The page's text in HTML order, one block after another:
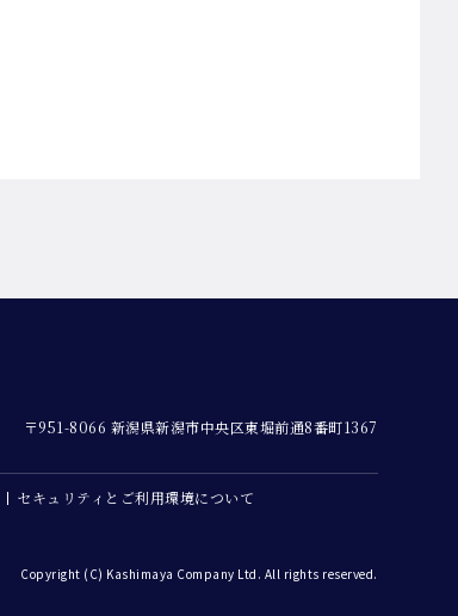
〒951-8066 新潟県新潟市中央区東堀前通8番町1367
セキュリティとご利用環境について
Copyright (C) Kashimaya Company Ltd. All rights reserved.